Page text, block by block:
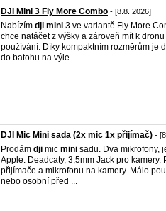
DJI Mini 3 Fly More Combo - [8.8. 2026]
Nabízím dji mini 3 ve variantě Fly More
chce natáčet z výšky a zároveň mít k
používání. Díky kompaktním rozměrům je
do batohu na výle ...
DJI Mic Mini sada (2x mic 1x přijímač) -
Prodám dji mic mini sadu. Dva mikrofony,
Apple. Deadcaty, 3,5mm Jack pro
přijímače a mikrofonu na kamery. Málo
nebo osobní před ...